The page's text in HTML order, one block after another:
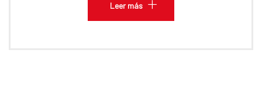
Leer más